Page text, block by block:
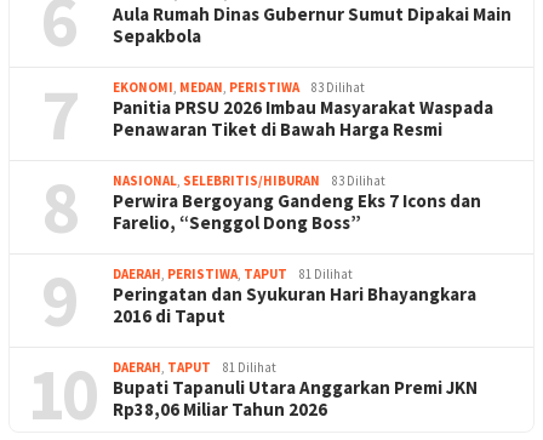
6
Aula Rumah Dinas Gubernur Sumut Dipakai Main
Sepakbola
7 EKONOMI, MEDAN, PERISTIWA 83 Dilihat
Panitia PRSU 2026 Imbau Masyarakat Waspada
Penawaran Tiket di Bawah Harga Resmi
8 NASIONAL, SELEBRITIS/HIBURAN 83 Dilihat
Perwira Bergoyang Gandeng Eks 7 Icons dan
Farelio, “Senggol Dong Boss”
9 DAERAH, PERISTIWA, TAPUT 81 Dilihat
Peringatan dan Syukuran Hari Bhayangkara
2016 di Taput
10 DAERAH, TAPUT 81 Dilihat
Bupati Tapanuli Utara Anggarkan Premi JKN
Rp38,06 Miliar Tahun 2026